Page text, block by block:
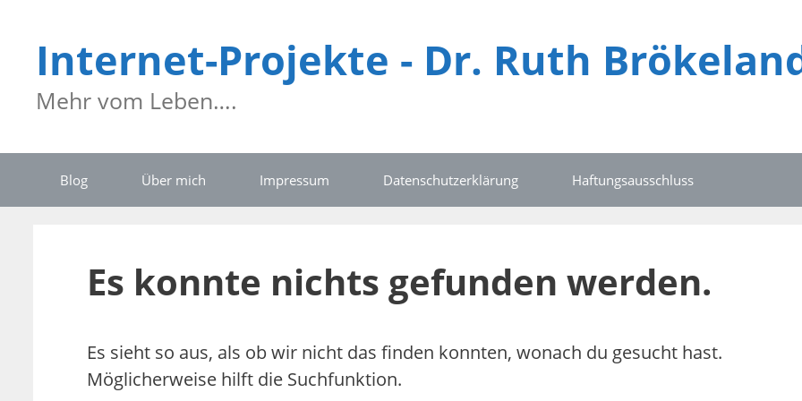
springenInternet-Projekte - Dr. Ruth
Mehr vom Leben….
Blog Über mich Impressum Datenschutzerklärung Haftungsausschluss
Es konnte nichts gefunden werden.
Es sieht so aus, als ob wir nicht das finden konnten, wonach du gesucht hast.
Möglicherweise hilft die Suchfunktion.